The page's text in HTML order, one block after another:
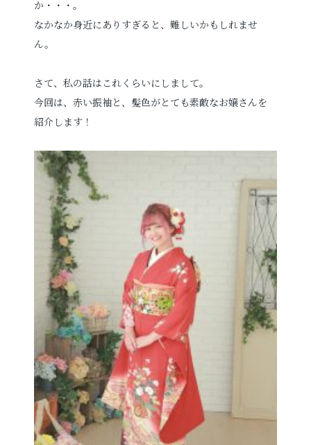
か・・・。
なかなか身近にありすぎると、難しいかもしれませ
ん。
さて、私の話はこれくらいにしまして。
今回は、赤い振袖と、髪色がとても素敵なお嬢さんを
紹介します！